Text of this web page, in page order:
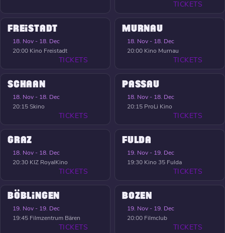
TICKETS
FREISTADT
18. Nov - 18. Dec
20:00 Kino Freistadt
TICKETS
MURNAU
18. Nov - 18. Dec
20:00 Kino Murnau
TICKETS
SCHAAN
18. Nov - 18. Dec
20:15Skino
TICKETS
PASSAU
18. Nov - 18. Dec
20:15 ProLi Kino
TICKETS
GRAZ
18. Nov - 18. Dec
20:30 KIZ RoyalKino
TICKETS
FULDA
19. Nov - 19. Dec
19:30 Kino 35 Fulda
TICKETS
BÖBLINGEN
19. Nov - 19. Dec
19:45 Filmzentrum Bären
TICKETS
BOZEN
19. Nov - 19. Dec
20:00 Filmclub
TICKETS